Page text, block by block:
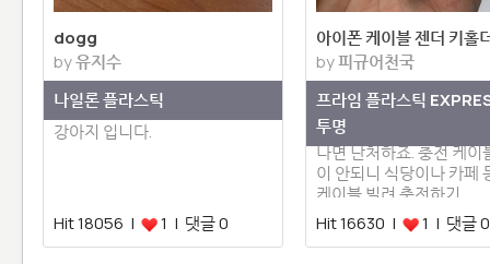
dogg
by유지수
나일론 플라스틱
강아지 입니다.
Hit 18056 | 1 | 댓글 0
아이폰 케이블 젠더 키홀
by피규어천국
프라임 플라스틱
투명
아이폰 사용하다가 배터
나면 난처하죠. 충전 케이
이 안되니 식당이나 카페
케이블 빌려 충전하기…
Hit 16630 |
1 | 댓글 0